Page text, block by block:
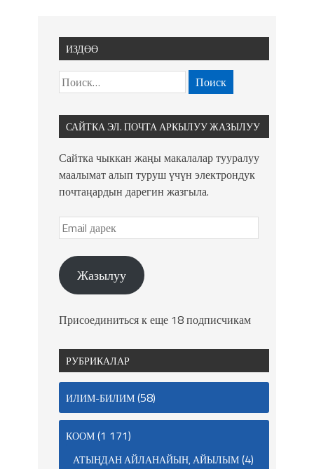
ИЗДӨӨ
САЙТКА ЭЛ. ПОЧТА АРКЫЛУУ ЖАЗЫЛУУ
Сайтка чыккан жаңы макалалар тууралуу
маалымат алып туруш үчүн электрондук
почтаңардын дарегин жазгыла.
Жазылуу
Присоединиться к еще 18 подписчикам
РУБРИКАЛАР
ИЛИМ-БИЛИМ(58)
КООМ(1 171)
АТЫҢДАН АЙЛАНАЙЫН, АЙЫЛЫМ(4)